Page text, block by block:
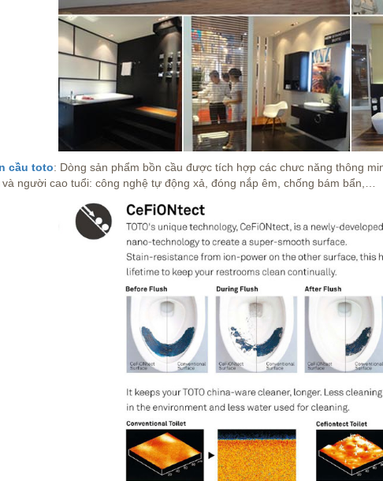
cầu toto: Dòng sản phẩm bồn cầu được tích hợp các chưc năng thông
và người cao tuổi: công nghệ tự động xả, đóng nắp êm, chống bám bẩn,…